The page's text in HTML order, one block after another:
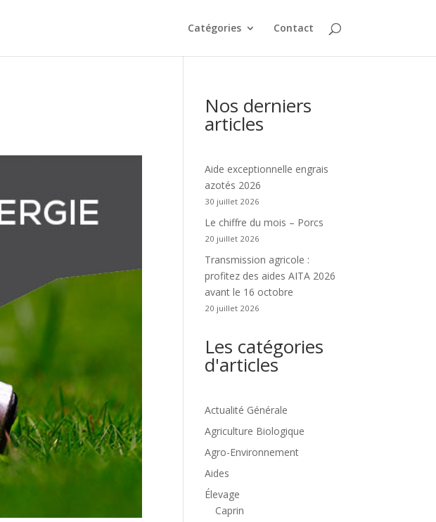
Catégories Contact
Nos derniers
articles
Aide exceptionnelle engrais
azotés 2026
30 juillet 2026
Le chiffre du mois – Porcs
20 juillet 2026
Transmission agricole :
profitez des aides AITA 2026
avant le 16 octobre
20 juillet 2026
Les catégories
d'articles
Actualité Générale
Agriculture Biologique
Agro-Environnement
Aides
Élevage
Caprin